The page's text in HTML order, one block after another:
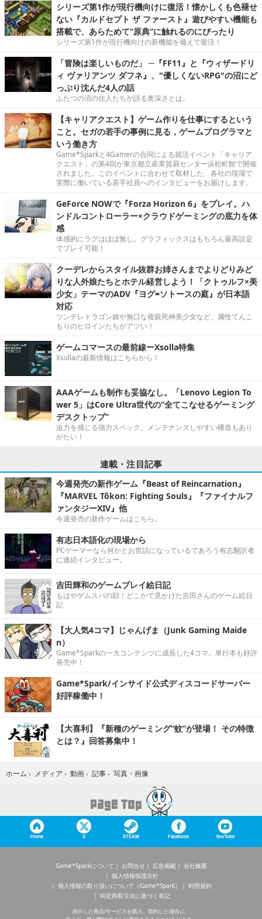
シリーズ第1作が現行機向けに復活！懐かしくも色褪せ
ない『カルドセプト ザ ファースト』遊びやすい機能も
搭載で、あらためて“原典”に触れるのにぴったり
シリーズ第1作が現行機向けの新機能を備えて復活！
「冒険は楽しいものだ」 ─『FF11』と『ウィザードリ
ィ ヴァリアンツ ダフネ』、"優しくないRPG"の沼にど
っぷり沈んだ4人の話
ふたつの沼の住人たちが語る奥深さとは。
【キャリアクエスト】ゲーム作りを仕事にするという
こと。セガの若手の事例に見る，ゲームプログラマと
いう働き方
Game*Sparkと4Gamerの合同による就活イベント「キャリア
クエスト」の第4回が東京都立産業貿易センター浜松町館で開催
されました。このイベントに合わせて取材した、各社の現場で
実際に働いている若手社員へのインタビューをお届けします。
GeForce NOWで『Forza Horizon 6』をプレイ。ハ
ンドルコントローラー×クラウドゲーミングの底力を体
感
体感的にラグはほぼ無し。グラフィックスはもちろん最高設定
でプレイ可能！
クーデレからスタイル抜群お姉さんまでよりどりみど
りな人外娘たちとホテル経営しよう！「クトゥルフ×美
少女」テーマのADV『ヨグ=ソトースの庭』が日本語
対応
ツンデレドラゴン娘や無口な複眼死神美少女など、属性てんこ
もりのヒロインたちがアツい！
ゲームコマースの最前線ーXsolla特集
Xsollaの最新情報はこちらから！
AAAゲームも制作も妥協なし。「Lenovo Legion To
wer 5」はCore Ultra世代の“全てこなせるゲーミング
デスクトップ”
迫力を感じる強力スペック。メンテナンスしやすい構造もあり
がたい！
連載・注目記事
今週発売の新作ゲーム『Beast of Reincarnation』
『MARVEL Tōkon: Fighting Souls』『ファイナルフ
ァンタジーXIV』他
今週発売の新作ゲームはこちら。
有志日本語化の現場から
PCゲーマーなら何かとお世話になっているであろう有志翻訳者
に連続インタビュー。
吉田輝和のゲームプレイ絵日記
もはやゲムスパの顔！どこかで見かけた吉田さんのゲーム絵日
記
【大人気4コマ】じゃんげま（Junk Gaming Maide
n）
Game*Sparkの一大コンテンツに成長した4コマ。単行本も好評
発売中！
Game*Spark/インサイド公式ディスコードサーバー
好評稼働中！
【大喜利】『新種のゲーミング“蚊”が登場！ その特徴
とは？』回答募集中！
ホーム › メディア › 動画 › 記事 › 写真・画像
Home X STEAM Facebook YouTube
Game*Sparkについて お問合せ 広告掲載
会社概要
個人情報保護方針
個人情報の取り扱いについて（Game*Spark）
利用規約
特定商取引法に基づく表記
紹介した商品/サービスを購入、契約した場合に、